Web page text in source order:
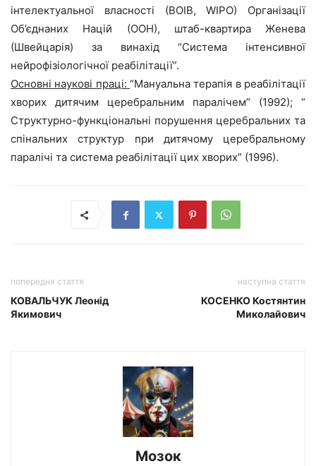
інтелектуальної власності (ВОІВ, WIPO) Організації
Об’єднаних Націй (ОOН), штаб-квартира Женева
(Швейцарія) за винахід “Система інтенсивної
нейрофізіологічної реабілітації”.
Основні наукові праці: “Мануальна терапія в реабілітації
хворих дитячим церебральним паралічем” (1992); “
Структурно-функціональні порушення церебральних та
спінальних структур при дитячому церебральному
паралічі та система реабілітації цих хворих” (1996).
попередня стаття
КОВАЛЬЧУК Леонід
Якимович
наступна стаття
КОСЕНКО Костянтин
Миколайович
Мозок